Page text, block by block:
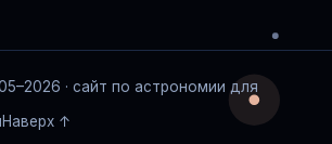
· сайт по астрономии для
Наверх ↑